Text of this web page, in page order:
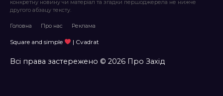
конкретну новину чи матеріал та згадки першоджерела не нижче
другого абзацу тексту.
Головна Про нас Реклама
Square and simple | Cvadrat
Всі права застережено © 2026 Про Захід